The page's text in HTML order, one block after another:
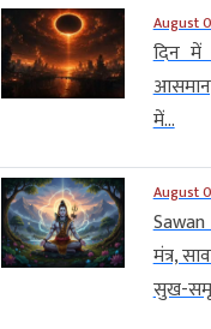
August
दिन में
में...
August
मंत्र,
सुख-